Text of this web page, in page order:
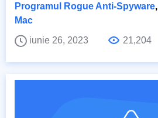
Programul Rogue Anti-Spyware,
Mac
iunie 26, 2023
21,204